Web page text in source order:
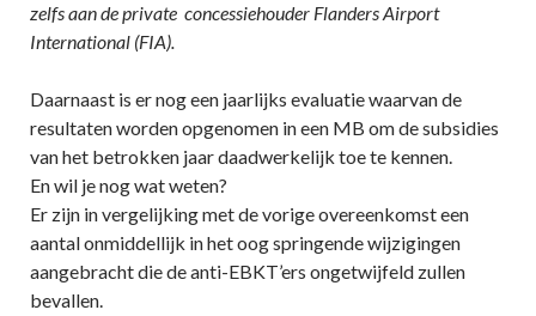
zelfs aan de private concessiehouder Flanders Airport
International (FIA).
Daarnaast is er nog een jaarlijks evaluatie waarvan de
resultaten worden opgenomen in een MB om de subsidies
van het betrokken jaar daadwerkelijk toe te kennen.
En wil je nog wat weten?
Er zijn in vergelijking met de vorige overeenkomst een
aantal onmiddellijk in het oog springende wijzigingen
aangebracht die de anti-EBKT’ers ongetwijfeld zullen
bevallen.